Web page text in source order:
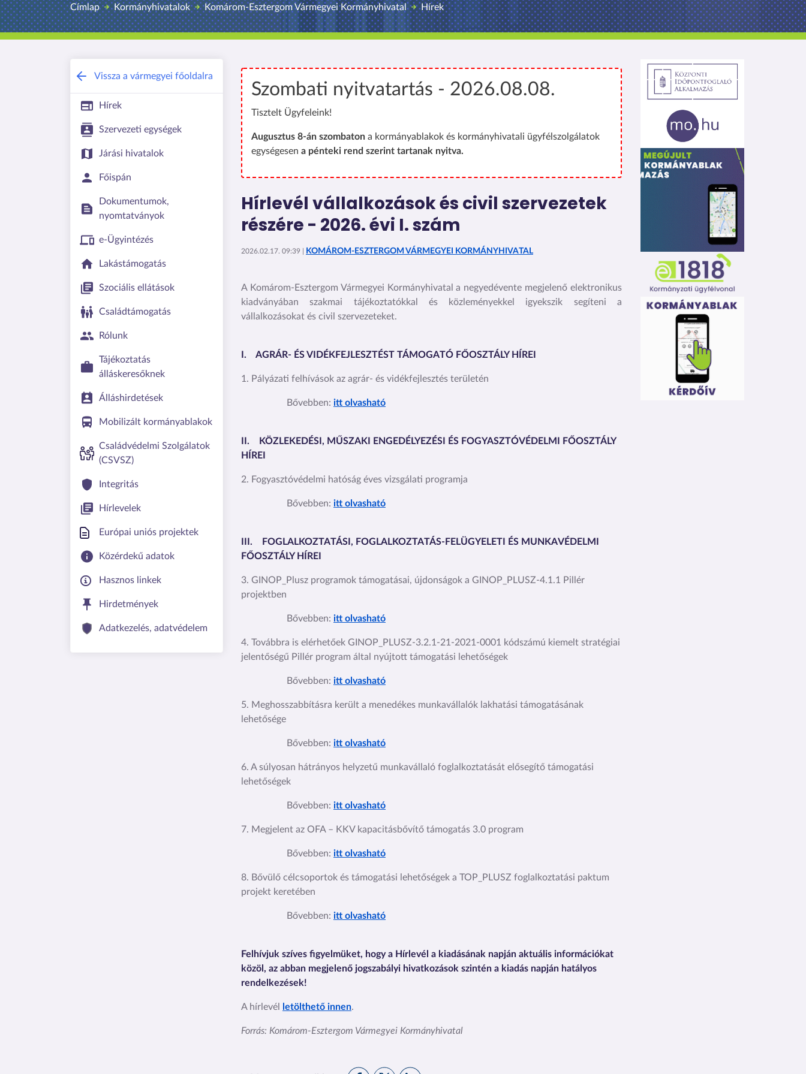
Címlap Kormányhivatalok Komárom-Esztergom Vármegyei Kormányhivatal Hírek
Vissza a vármegyei főoldalra
Hírek
Szervezeti egységek
Járási hivatalok
Főispán
Dokumentumok,
nyomtatványok
e-Ügyintézés
Lakástámogatás
Szociális ellátások
Családtámogatás
Rólunk
Tájékoztatás
álláskeresőknek
Álláshirdetések
Mobilizált kormányablakok
Családvédelmi Szolgálatok
(CSVSZ)
Integritás
Hírlevelek
Európai uniós projektek
Közérdekű adatok
Hasznos linkek
Hirdetmények
Adatkezelés, adatvédelem
Szombati nyitvatartás - 2026.08.08.
Tisztelt Ügyfeleink!
Augusztus 8-án szombaton a kormányablakok és kormányhivatali ügyfélszolgálatok
egységesen a pénteki rend szerint tartanak nyitva.
Hírlevél vállalkozások és civil szervezetek
részére - 2026. évi I. szám
2026.02.17. 09:39 | KOMÁROM-ESZTERGOM VÁRMEGYEI KORMÁNYHIVATAL
A Komárom-Esztergom Vármegyei Kormányhivatal a negyedévente megjelenő elektronikus
kiadványában szakmai tájékoztatókkal és közleményekkel igyekszik segíteni a
vállalkozásokat és civil szervezeteket.
I. AGRÁR- ÉS VIDÉKFEJLESZTÉST TÁMOGATÓ FŐOSZTÁLY HÍREI
1. Pályázati felhívások az agrár- és vidékfejlesztés területén
Bővebben: itt olvasható
II. KÖZLEKEDÉSI, MŰSZAKI ENGEDÉLYEZÉSI ÉS FOGYASZTÓVÉDELMI FŐOSZTÁLY
HÍREI
2. Fogyasztóvédelmi hatóság éves vizsgálati programja
Bővebben: itt olvasható
III. FOGLALKOZTATÁSI, FOGLALKOZTATÁS-FELÜGYELETI ÉS MUNKAVÉDELMI
FŐOSZTÁLY HÍREI
3. GINOP_Plusz programok támogatásai, újdonságok a GINOP_PLUSZ-4.1.1 Pillér
projektben
Bővebben: itt olvasható
4. Továbbra is elérhetőek GINOP_PLUSZ-3.2.1-21-2021-0001 kódszámú kiemelt stratégiai
jelentőségű Pillér program által nyújtott támogatási lehetőségek
Bővebben: itt olvasható
5. Meghosszabbításra került a menedékes munkavállalók lakhatási támogatásának
lehetősége
Bővebben: itt olvasható
6. A súlyosan hátrányos helyzetű munkavállaló foglalkoztatását elősegítő támogatási
lehetőségek
Bővebben: itt olvasható
7. Megjelent az OFA – KKV kapacitásbővítő támogatás 3.0 program
Bővebben: itt olvasható
8. Bővülő célcsoportok és támogatási lehetőségek a TOP_PLUSZ foglalkoztatási paktum
projekt keretében
Bővebben: itt olvasható
Felhívjuk szíves figyelmüket, hogy a Hírlevél a kiadásának napján aktuális információkat
közöl, az abban megjelenő jogszabályi hivatkozások szintén a kiadás napján hatályos
rendelkezések!
A hírlevél letölthető innen.
Forrás: Komárom-Esztergom Vármegyei Kormányhivatal